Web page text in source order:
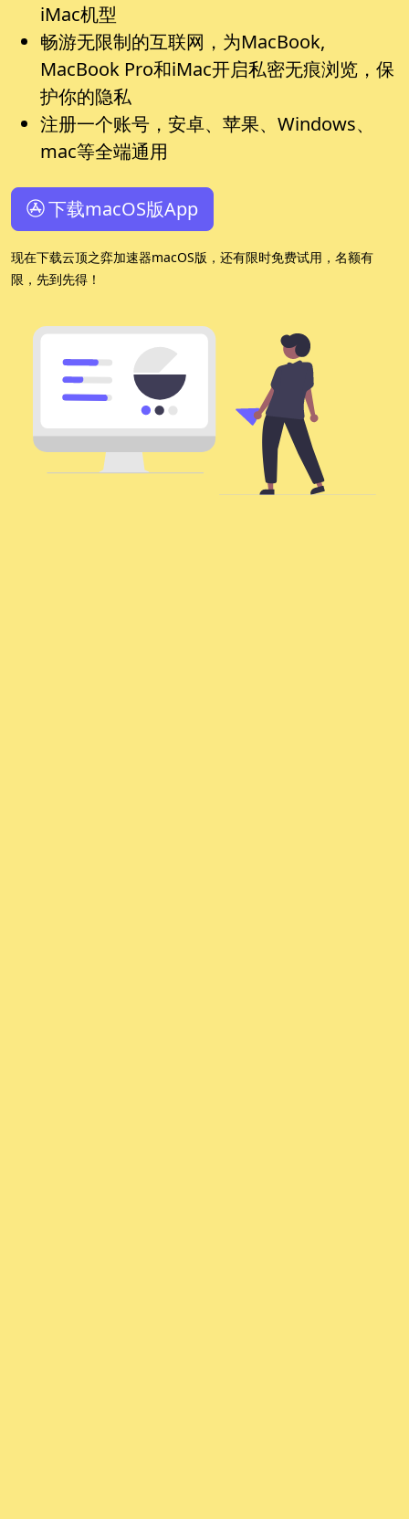
iMac机型
畅游无限制的互联网，为MacBook,
MacBook Pro和iMac开启私密无痕浏览，保
护你的隐私
注册一个账号，安卓、苹果、Windows、
mac等全端通用
下载macOS版App
现在下载云顶之弈加速器macOS版，还有限时免费试用，名额有
限，先到先得！